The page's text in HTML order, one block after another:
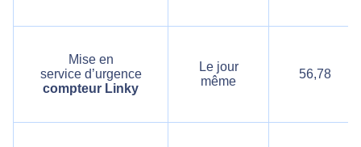
Mise en
service d’urgence
compteur Linky
Le jour
même
56,78